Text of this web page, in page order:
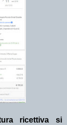
ricettiva si